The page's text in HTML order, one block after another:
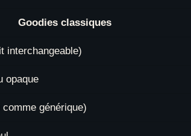
Goodies classiques
interchangeable)
opaque
générique)